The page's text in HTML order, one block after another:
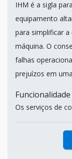
IHM é a sigla
equipamento
para simplificar
máquina. O
falhas
prejuízos em
Os serviços de